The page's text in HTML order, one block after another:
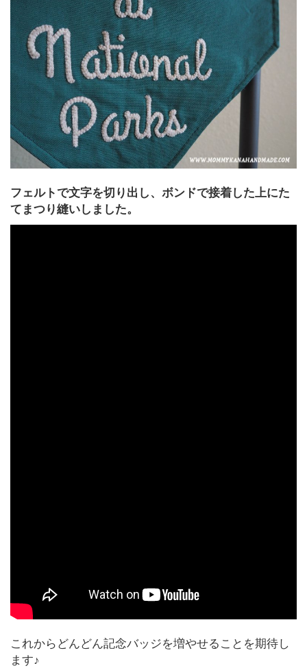
フェルトで文字を切り出し、ボンドで接着した上にた
てまつり縫いしました。
これからどんどん記念バッジを増やせることを期待し
ます♪